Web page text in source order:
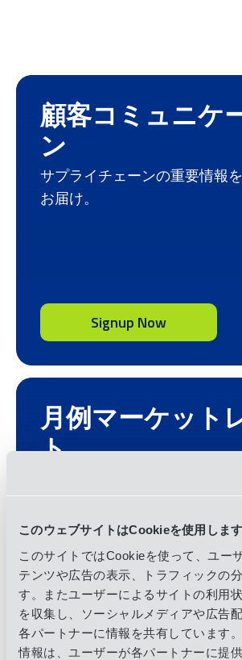
このウェブサイトはCookieを使用します
このサイトではCookieを使って、ユー
テンツや広告の表示、トラフィックの
す。またユーザーによるサイトの利用
を収集し、ソーシャルメディアや広告
各パートナーに情報を共有しています
情報は、ユーザーが各パートナーに提
顧客コミュニケ
ン
サプライチェーンの重要情報
お届け。
Signup Now
月例マーケット
ト
Recent trends, data analysis,
technology, etc.
Learn more
8/2026 Edition